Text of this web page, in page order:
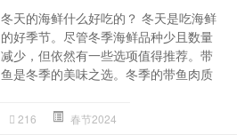
冬天的海鲜什么好吃的？ 冬天是吃海鲜
的好季节。尽管冬季海鲜品种少且数量
减少，但依然有一些选项值得推荐。带
鱼是冬季的美味之选。冬季的带鱼肉质
216 春节2024